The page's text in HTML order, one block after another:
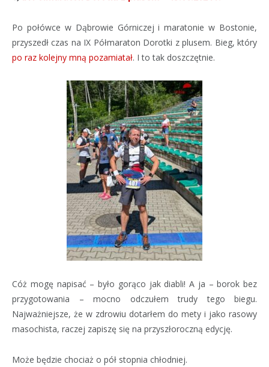
Po połówce w Dąbrowie Górniczej i maratonie w Bostonie,
przyszedł czas na IX Półmaraton Dorotki z plusem. Bieg, który
po raz kolejny mną pozamiatał. I to tak doszczętnie.
Cóż mogę napisać – było gorąco jak diabli! A ja – borok bez
przygotowania – mocno odczułem trudy tego biegu.
Najważniejsze, że w zdrowiu dotarłem do mety i jako rasowy
masochista, raczej zapiszę się na przyszłoroczną edycję.
Może będzie chociaż o pół stopnia chłodniej.